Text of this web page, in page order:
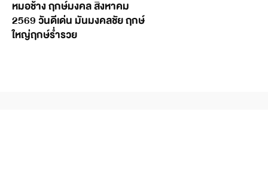
หมอช้าง ฤกษ์มงคล สิงหาคม
2569 วันดีเด่น มันมงคลชัย ฤกษ์
ใหญ่ฤกษ์ร่ำรวย